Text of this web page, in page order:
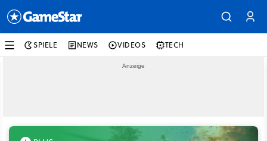
SPIELE NEWS VIDEOS TECH